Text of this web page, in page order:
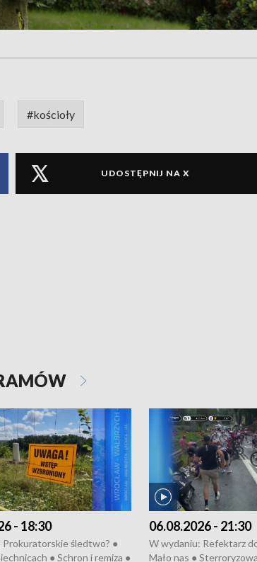
#kościoły
UDOSTĘPNIJ NA X
- 18:30
Prokuratorskie śledtwo? ●
● Schron i remiza ●
06.08.2026 - 21:30
W wydaniu: Refektarz
Mało nas ●